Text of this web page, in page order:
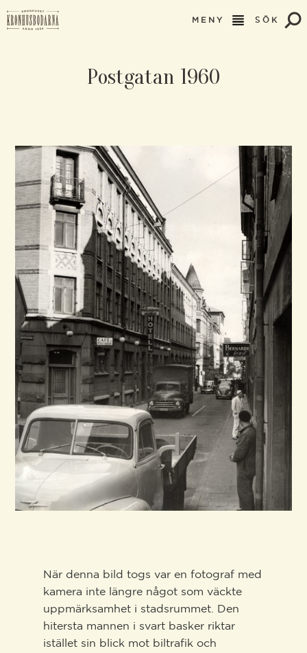
MENY SÖK
Postgatan 1960
När denna bild togs var en fotograf med
kamera inte längre något som väckte
uppmärksamhet i stadsrummet. Den
hitersta mannen i svart basker riktar
istället sin blick mot biltrafik och